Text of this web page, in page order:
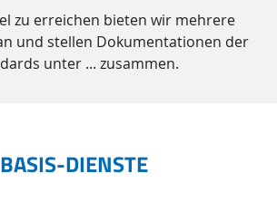
zu erreichen bieten wir mehrere
und stellen Dokumentationen der
unter ... zusammen.
BASIS-DIENSTE